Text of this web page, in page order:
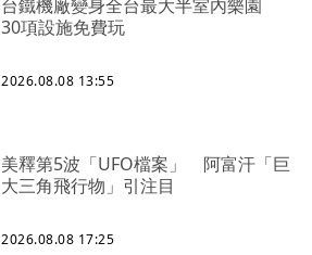
台鐵機廠變身全台最大半室內樂園
30項設施免費玩
2026.08.08 13:55
美釋第5波「UFO檔案」 阿富汗「巨
大三角飛行物」引注目
2026.08.08 17:25